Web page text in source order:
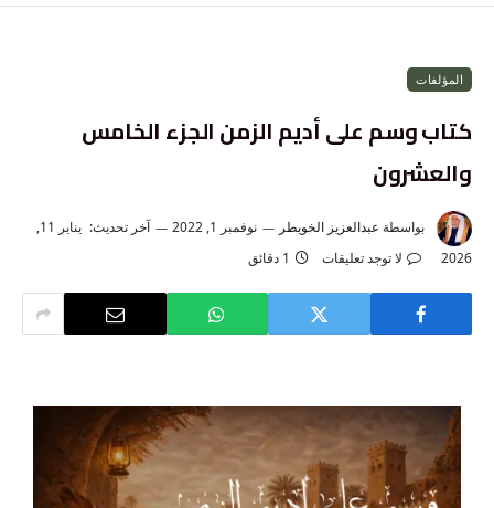
المؤلفات
كتاب وسم على أديم الزمن الجزء الخامس
والعشرون
بواسطة عبدالعزيز الخويطر نوفمبر 1, 2022 آخر تحديث:
يناير 11,
2026
لا توجد تعليقات 1 دقائق